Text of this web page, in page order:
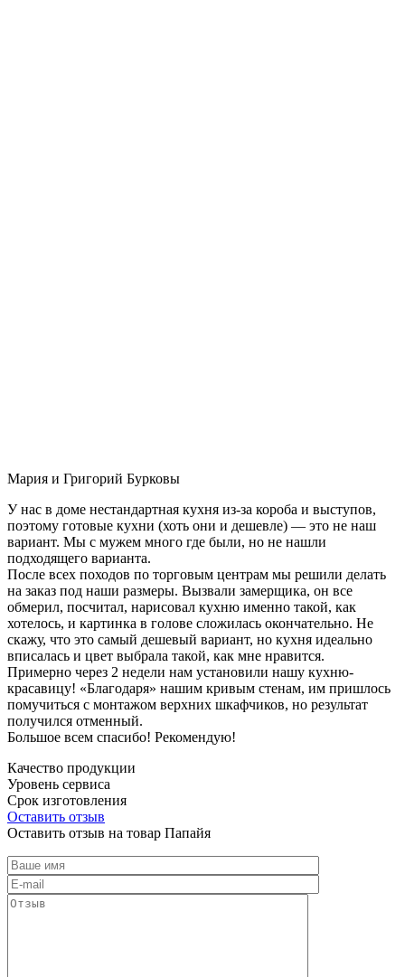
Мария и Григорий Бурковы
У нас в доме нестандартная кухня из-за короба и выступов,
поэтому готовые кухни (хоть они и дешевле) — это не наш
вариант. Мы с мужем много где были, но не нашли
подходящего варианта.
После всех походов по торговым центрам мы решили делать
на заказ под наши размеры. Вызвали замерщика, он все
обмерил, посчитал, нарисовал кухню именно такой, как
хотелось, и картинка в голове сложилась окончательно. Не
скажу, что это самый дешевый вариант, но кухня идеально
вписалась и цвет выбрала такой, как мне нравится.
Примерно через 2 недели нам установили нашу кухню-
красавицу! «Благодаря» нашим кривым стенам, им пришлось
помучиться с монтажом верхних шкафчиков, но результат
получился отменный.
Большое всем спасибо! Рекомендую!
Качество продукции
Уровень сервиса
Срок изготовления
Оставить отзыв
Оставить отзыв на товар Папайя